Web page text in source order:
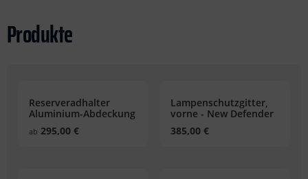
Produkte
Reserveradhalter
Aluminium-Abdeckung
ab 295,00 €
Lampenschutzgitter,
vorne - New Defender
385,00 €